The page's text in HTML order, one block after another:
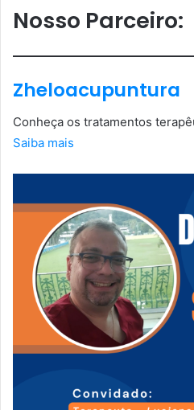
Nosso Parceiro:
Zheloacupuntura
Conheça os tratamentos
Saiba mais